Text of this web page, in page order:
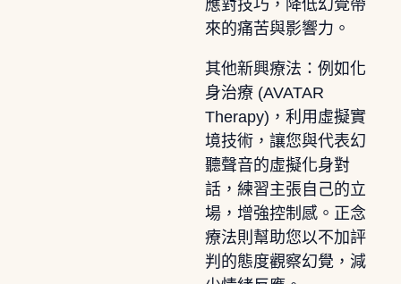
應對技巧，降低幻覺帶
來的痛苦與影響力。
其他新興療法：例如化
身治療 (AVATAR
Therapy)，利用虛擬實
境技術，讓您與代表幻
聽聲音的虛擬化身對
話，練習主張自己的立
場，增強控制感。正念
療法則幫助您以不加評
判的態度觀察幻覺，減